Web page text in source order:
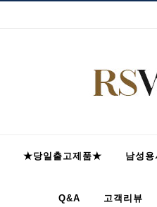
★당일출고제품★ 남성용
Q&A 고객리뷰